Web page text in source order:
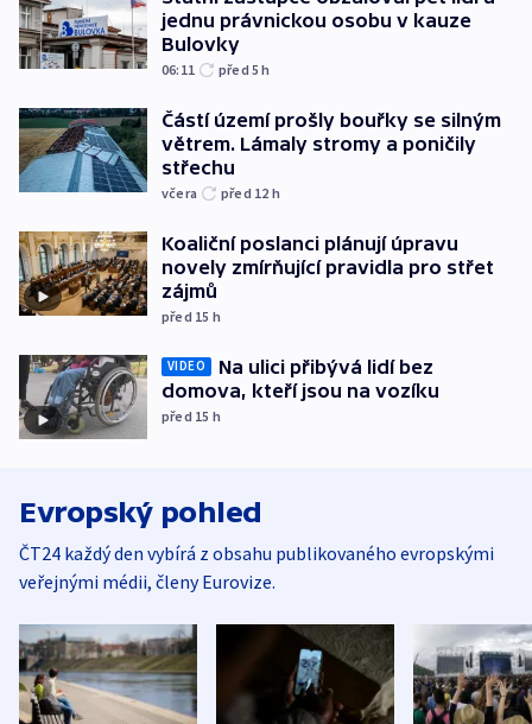
jednu právnickou osobu v kauze
Bulovky
06:11 před 5h
Částí území prošly bouřky se silným
větrem. Lámaly stromy a poničily
střechu
včera před 12 h
Koaliční poslanci plánují úpravu
novely zmírňující pravidla pro střet
zájmů
před 15 h
VIDEO
Na ulici přibývá lidí bez
domova, kteří jsou na vozíku
před 15 h
Evropský pohled
ČT24 každý den vybírá z obsahu publikovaného evropskými
veřejnými médii, členy Eurovize.